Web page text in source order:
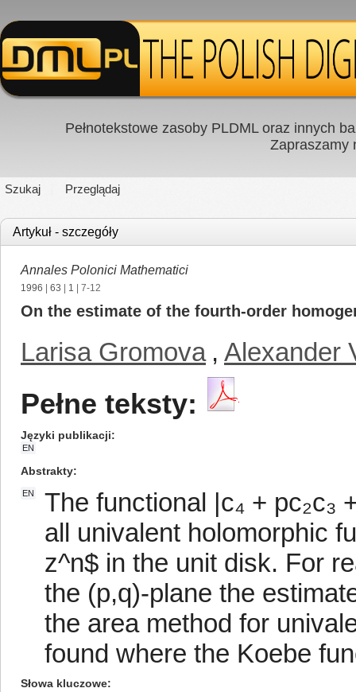
Pełnotekstowe zasoby PLDML oraz innych
Zapraszamy
Szukaj Przeglądaj
Artykuł - szczegóły
Annales Polonici Mathematici
1996 63 1 | 7-12
On the estimate of the fourth-order
Larisa Gromova , Alexander
Pełne teksty:
Języki publikacji
EN
Abstrakty
EN
The functional |c₄ + pc₂c₃
all univalent holomorphic
z^n$ in the unit disk. For
the (p,q)-plane the
the area method for
found where the Koebe
Słowa kluczowe